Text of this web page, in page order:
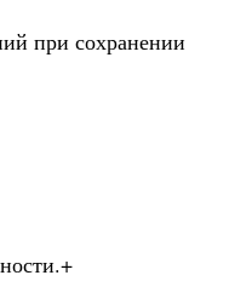
при сохранении